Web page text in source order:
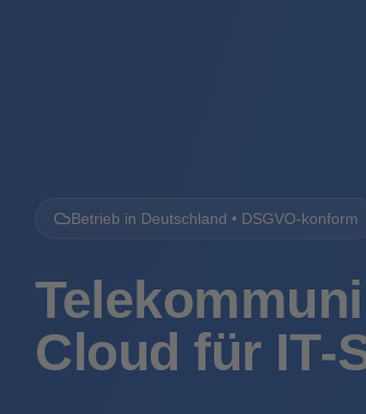
Betrieb in Deutschland • DSGVO-konform
Cloud für